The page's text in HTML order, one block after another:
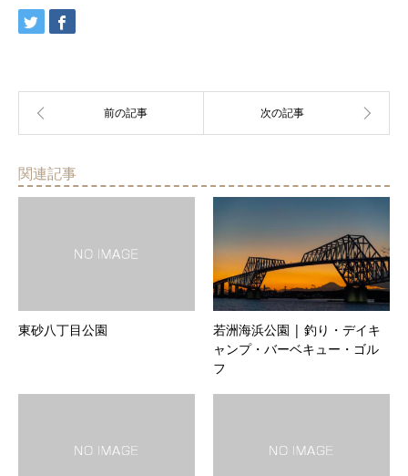
関連記事
東砂八丁目公園
若洲海浜公園 | 釣り・デイキ
ャンプ・バーベキュー・ゴル
フ